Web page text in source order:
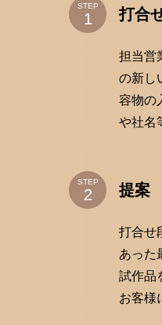
STEP 打合
担当営
の新し
容物の
や社名
STEP 提案
打合せ
あった
試作品
お客様